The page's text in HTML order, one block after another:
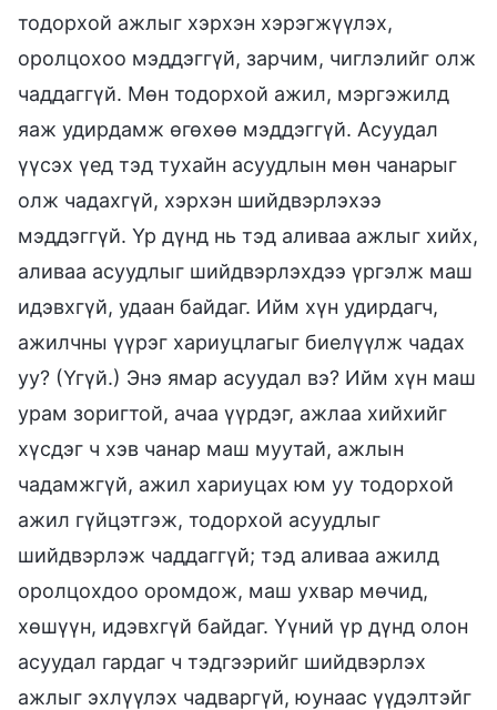
тодорхой ажлыг хэрхэн хэрэгжүүлэх,
оролцохоо мэддэггүй, зарчим, чиглэлийг олж
чаддаггүй. Мөн тодорхой ажил, мэргэжилд
яаж удирдамж өгөхөө мэддэггүй. Асуудал
үүсэх үед тэд тухайн асуудлын мөн чанарыг
олж чадахгүй, хэрхэн шийдвэрлэхээ
мэддэггүй. Үр дүнд нь тэд аливаа ажлыг хийх,
аливаа асуудлыг шийдвэрлэхдээ үргэлж маш
идэвхгүй, удаан байдаг. Ийм хүн удирдагч,
ажилчны үүрэг хариуцлагыг биелүүлж чадах
уу? (Үгүй.) Энэ ямар асуудал вэ? Ийм хүн маш
урам зоригтой, ачаа үүрдэг, ажлаа хийхийг
хүсдэг ч хэв чанар маш муутай, ажлын
чадамжгүй, ажил хариуцах юм уу тодорхой
ажил гүйцэтгэж, тодорхой асуудлыг
шийдвэрлэж чаддаггүй; тэд аливаа ажилд
оролцохдоо оромдож, маш ухвар мөчид,
хөшүүн, идэвхгүй байдаг. Үүний үр дүнд олон
асуудал гардаг ч тэдгээрийг шийдвэрлэх
ажлыг эхлүүлэх чадваргүй, юунаас үүдэлтэйг